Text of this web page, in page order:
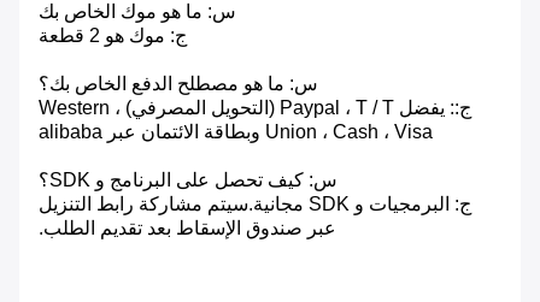
س: ما هو موك الخاص بك
ج: موك هو 2 قطعة
س: ما هو مصطلح الدفع الخاص بك؟
ج:: يفضل Paypal ، T / T (التحويل المصرفي) ، Western
Union ، Cash ، Visa وبطاقة الائتمان عبر alibaba
س: كيف تحصل على البرنامج و SDK؟
ج: البرمجيات و SDK مجانية.سيتم مشاركة رابط التنزيل
عبر صندوق الإسقاط بعد تقديم الطلب.